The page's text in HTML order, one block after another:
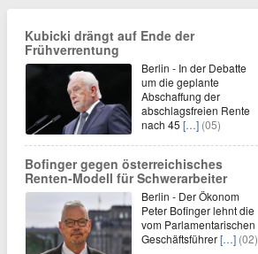
Kubicki drängt auf Ende der
Frühverrentung
Berlin - In der Debatte
um die geplante
Abschaffung der
abschlagsfreien Rente
nach 45 […] (05)
Bofinger gegen österreichisches
Renten-Modell für Schwerarbeiter
Berlin - Der Ökonom
Peter Bofinger lehnt die
vom Parlamentarischen
Geschäftsführer[…] (02)